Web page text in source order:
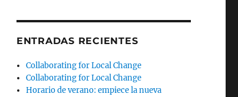
ENTRADAS RECIENTES
Collaborating for Local Change
Collaborating for Local Change
Horario de verano: empiece la nueva